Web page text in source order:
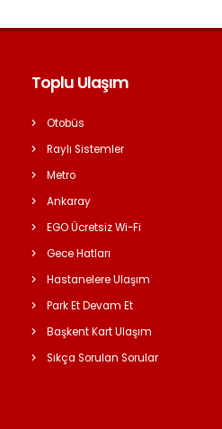
Toplu Ulaşım
Otobüs
Raylı Sistemler
Metro
Ankaray
EGO Ücretsiz Wi-Fi
Gece Hatları
Hastanelere Ulaşım
Park Et Devam Et
Başkent Kart Ulaşım
Sıkça Sorulan Sorular